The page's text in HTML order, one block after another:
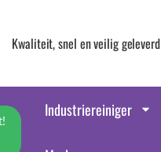
Kwaliteit, snel en veilig geleverd
Industriereiniger